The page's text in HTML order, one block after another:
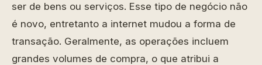
ser de bens ou serviços. Esse tipo de negócio não
é novo, entretanto a internet mudou a forma de
transação. Geralmente, as operações incluem
grandes volumes de compra, o que atribui a